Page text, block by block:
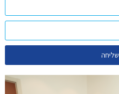
שליחה